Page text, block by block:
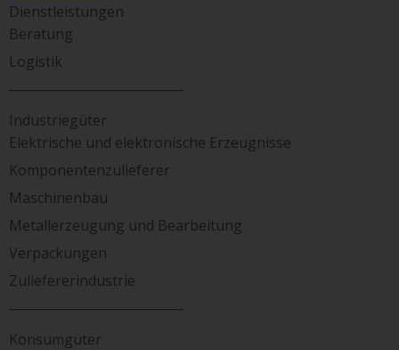
Dienstleistungen
Beratung
Logistik
Industriegüter
Elektrische und elektronische Erzeugnisse
Komponentenzulieferer
Maschinenbau
Metallerzeugung und Bearbeitung
Verpackungen
Zuliefererindustrie
Konsumgüter